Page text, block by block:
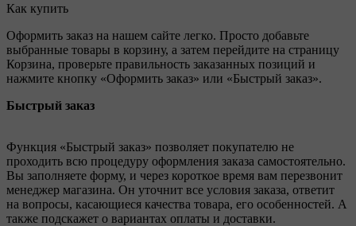
Как купить
Оформить заказ на нашем сайте легко. Просто добавьте
выбранные товары в корзину, а затем перейдите на страницу
Корзина, проверьте правильность заказанных позиций и
нажмите кнопку «Оформить заказ» или «Быстрый заказ».
Быстрый заказ
Функция «Быстрый заказ» позволяет покупателю не
проходить всю процедуру оформления заказа самостоятельно.
Вы заполняете форму, и через короткое время вам перезвонит
менеджер магазина. Он уточнит все условия заказа, ответит
на вопросы, касающиеся качества товара, его особенностей. А
также подскажет о вариантах оплаты и доставки.